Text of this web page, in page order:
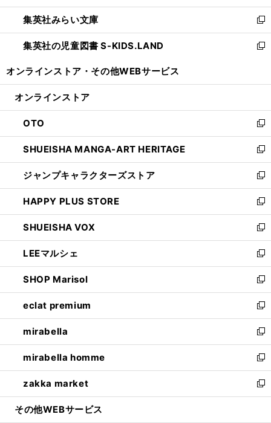
開
く
ウ
で
開
く
ン
ド
ウ
で
ウ
ィ
ン
ド
開
集英社みらい文庫
新
し
い
ン
ウ
で
開
く
集英社の児童図書 S-KIDS.LAND
新
ウ
ン
ド
ウ
で
開
く
オンラインストア・ その他WEBサービス
オンラインストア
OTO
新
し
い
ウ
ィ
ン
ド
ウ
で
開
く
SHUEISHA MANGA-ART HERITAGE
新
し
い
ウ
ィ
ン
ド
ウ
で
開
く
ジャンプキャラクターズストア
新
し
い
ウ
ィ
ン
ド
ウ
で
開
く
HAPPY PLUS STORE
新
し
い
ウ
ィ
ン
ド
ウ
で
開
く
SHUEISHA VOX
新
し
い
ウ
ィ
ン
ド
ウ
で
開
く
LEEマルシェ
新
し
い
ウ
ィ
ン
ド
ウ
で
開
く
SHOP Marisol
新
し
い
ウ
ィ
ン
ド
ウ
で
開
eclat premium
新
し
い
ウ
ィ
ン
ド
ウ
mirabella
新
し
い
ウ
ィ
ン
mirabella homme
新
し
い
ウ
zakka market
新
し
その他WEBサービス